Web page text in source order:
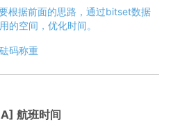
根据前面的思路，通过bitset数据
的空间，优化时间。
码称重
航班时间